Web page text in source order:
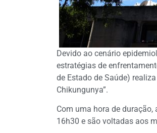
Devido ao cenário
estratégias de
de Estado de Saúde)
Chikungunya”.
Com uma hora de
16h30 e são voltadas aos